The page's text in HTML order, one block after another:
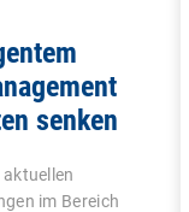
senken
aktuellen
im Bereich